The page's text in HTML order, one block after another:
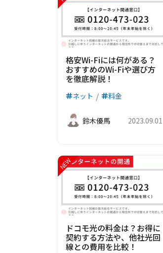
格安Wi-Fiには何がある？
おすすめのWi-Fiや選び方
を徹底解説！
ネット 料金
鈴木優馬 2023.09.01
ドコモ光の料金は？お得に
契約する方法や、他社光回
線との費用を比較！